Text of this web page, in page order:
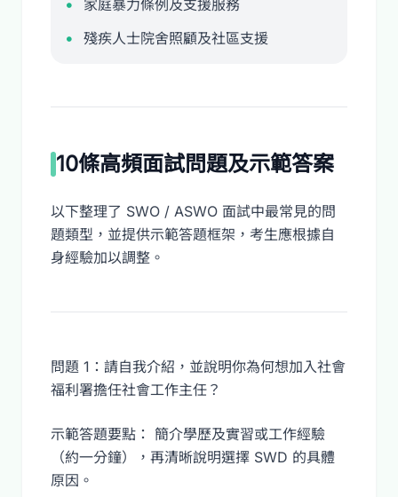
家庭暴力條例及支援服務
殘疾人士院舍照顧及社區支援
10條高頻面試問題及示範答案
以下整理了 SWO / ASWO 面試中最常見的問
題類型，並提供示範答題框架，考生應根據自
身經驗加以調整。
問題 1：請自我介紹，並說明你為何想加入社會
福利署擔任社會工作主任？
示範答題要點： 簡介學歷及實習或工作經驗
（約一分鐘），再清晰說明選擇 SWD 的具體
原因。